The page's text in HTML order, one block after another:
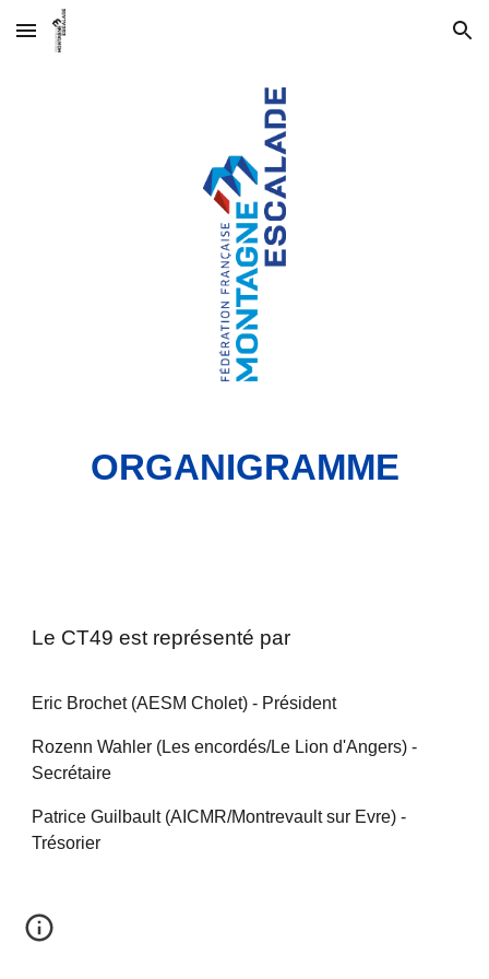
Skip to main content Skip to navigation
ORGANIGRAMME
Le CT49 est représenté par
Eric Brochet (AESM Cholet) - Président
Rozenn Wahler (Les encordés/Le Lion d'Angers) -
Secrétaire
Patrice Guilbault (AICMR/Montrevault sur Evre) -
Trésorier